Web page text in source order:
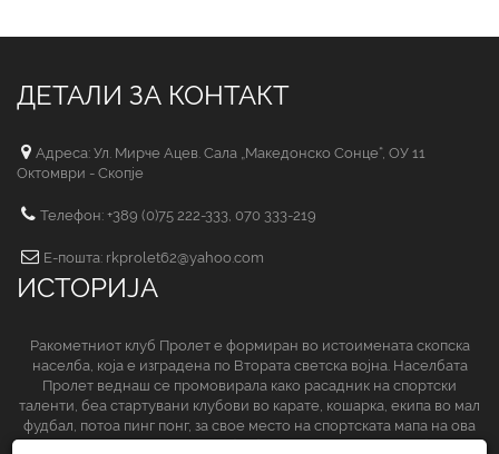
ДЕТАЛИ ЗА КОНТАКТ
Адреса: Ул. Мирче Ацев. Сала „Македонско Сонце“, ОУ 11
Октомври - Скопје
Телефон: +389 (0)75 222-333, 070 333-219
Е-пошта: rkprolet62@yahoo.com
ИСТОРИЈА
Ракометниот клуб Пролет е формиран во истоимената скопска
населба, која е изградена по Втората светска војна. Населбата
Пролет веднаш се промовирала како расадник на спортски
таленти, беа стартувани клубови во карате, кошарка, екипа во мал
фудбал, потоа пинг понг, за свое место на спортската мапа на ова